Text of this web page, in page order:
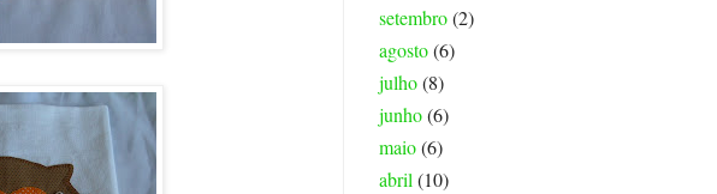
setembro(2)
agosto(6)
julho(8)
junho(6)
maio(6)
abril (10)